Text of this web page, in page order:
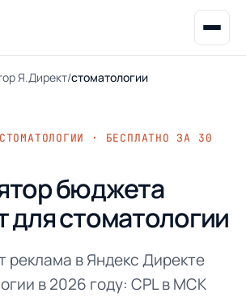
Я.Директ/стоматологии
· БЕСПЛАТНО ЗА 30
бюджета
для стоматологии
реклама в Яндекс Директе
в 2026 году: CPL в МСК